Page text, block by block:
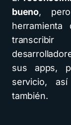
bueno,
sus apps,
servicio,
también.